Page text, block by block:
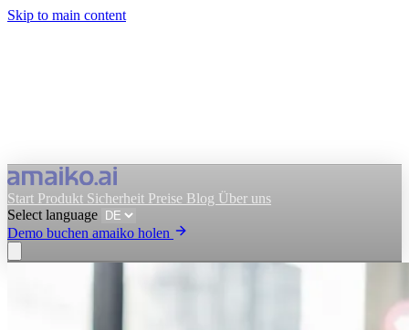
Skip to main content
Start Produkt Sicherheit Preise Blog Über uns
Select language
Demo buchen amaiko holen